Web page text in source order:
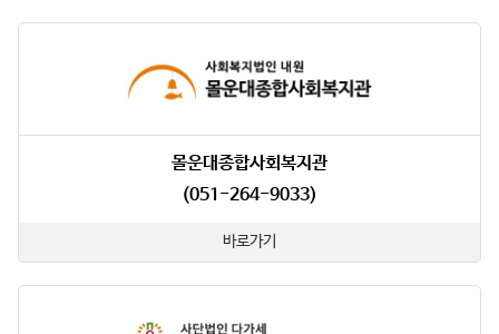
몰운대종합사회복지관
(051-264-9033)
바로가기